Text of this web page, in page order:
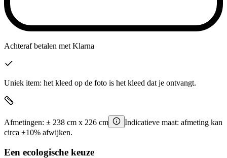
Achteraf betalen met Klarna
Uniek item: het kleed op de foto is het kleed dat je ontvangt.
Afmetingen: ± 238 cm x 226 cm
Indicatieve maat: afmeting kan
circa ±10% afwijken.
Een ecologische keuze